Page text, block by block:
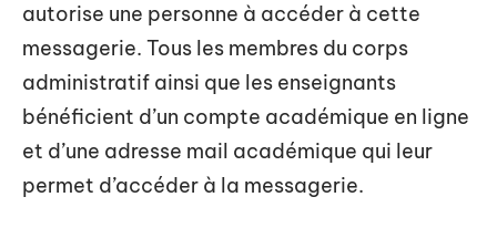
autorise une personne à accéder à cette
messagerie. Tous les membres du corps
administratif ainsi que les enseignants
bénéficient d’un compte académique en ligne
et d’une adresse mail académique qui leur
permet d’accéder à la messagerie.